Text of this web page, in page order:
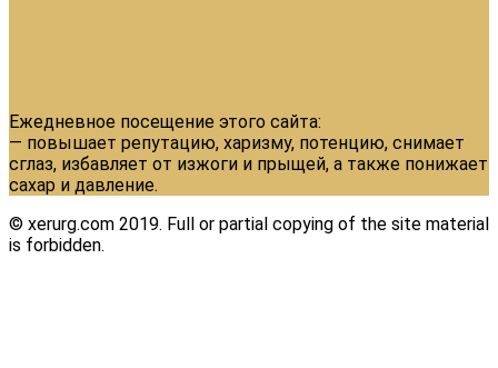
Ежедневное посещение этого сайта:
— повышает репутацию, харизму, потенцию, снимает
сглаз, избавляет от изжоги и прыщей, а также понижает
сахар и давление.
© xerurg.com 2019. Full or partial copying of the site material
is forbidden.